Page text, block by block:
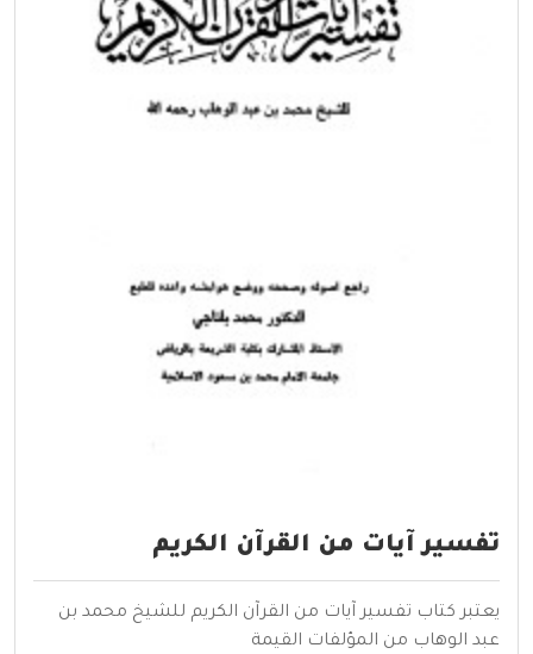
تفسير آيات من القرآن الكريم
يعتبر كتاب تفسير آيات من القرآن الكريم للشيخ محمد بن
عبد الوهاب من المؤلفات القيمة